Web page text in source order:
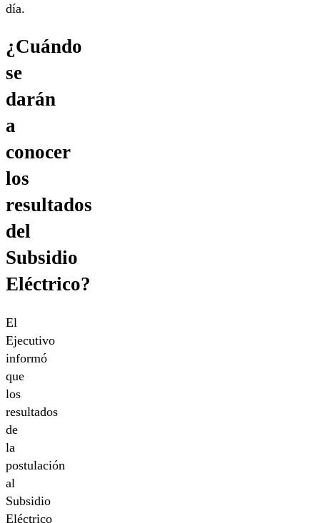
día.
¿Cuándo
se
darán
a
conocer
los
resultados
del
Subsidio
Eléctrico?
El
Ejecutivo
informó
que
los
resultados
de
la
postulación
al
Subsidio
Eléctrico